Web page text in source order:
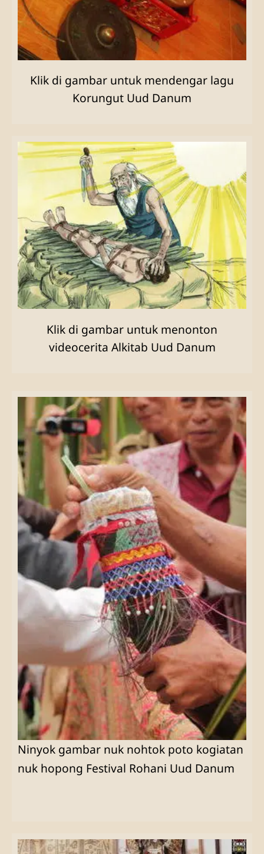
Klik di gambar untuk mendengar lagu
Korungut Uud Danum
Klik di gambar untuk menonton
videocerita Alkitab Uud Danum
Ninyok gambar nuk nohtok poto kogiatan
nuk hopong Festival Rohani Uud Danum